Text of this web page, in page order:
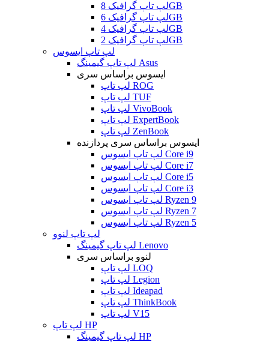
لپ تاپ گرافیک 8GB
لپ تاپ گرافیک 6GB
لپ تاپ گرافیک 4GB
لپ تاپ گرافیک 2GB
لپ تاپ ایسوس
لپ تاپ گیمینگ Asus
ایسوس براساس سری
لپ تاپ ROG
لپ تاپ TUF
لپ تاپ VivoBook
لپ تاپ ExpertBook
لپ تاپ ZenBook
ایسوس براساس سری پردازنده
لپ تاپ ایسوس Core i9
لپ تاپ ایسوس Core i7
لپ تاپ ایسوس Core i5
لپ تاپ ایسوس Core i3
لپ تاپ ایسوس Ryzen 9
لپ تاپ ایسوس Ryzen 7
لپ تاپ ایسوس Ryzen 5
لپ تاپ لنوو
لپ تاپ گیمینگ Lenovo
لنوو براساس سری
لپ تاپ LOQ
لپ تاپ Legion
لپ تاپ Ideapad
لپ تاپ ThinkBook
لپ تاپ V15
لپ تاپ HP
لپ تاپ گیمینگ HP